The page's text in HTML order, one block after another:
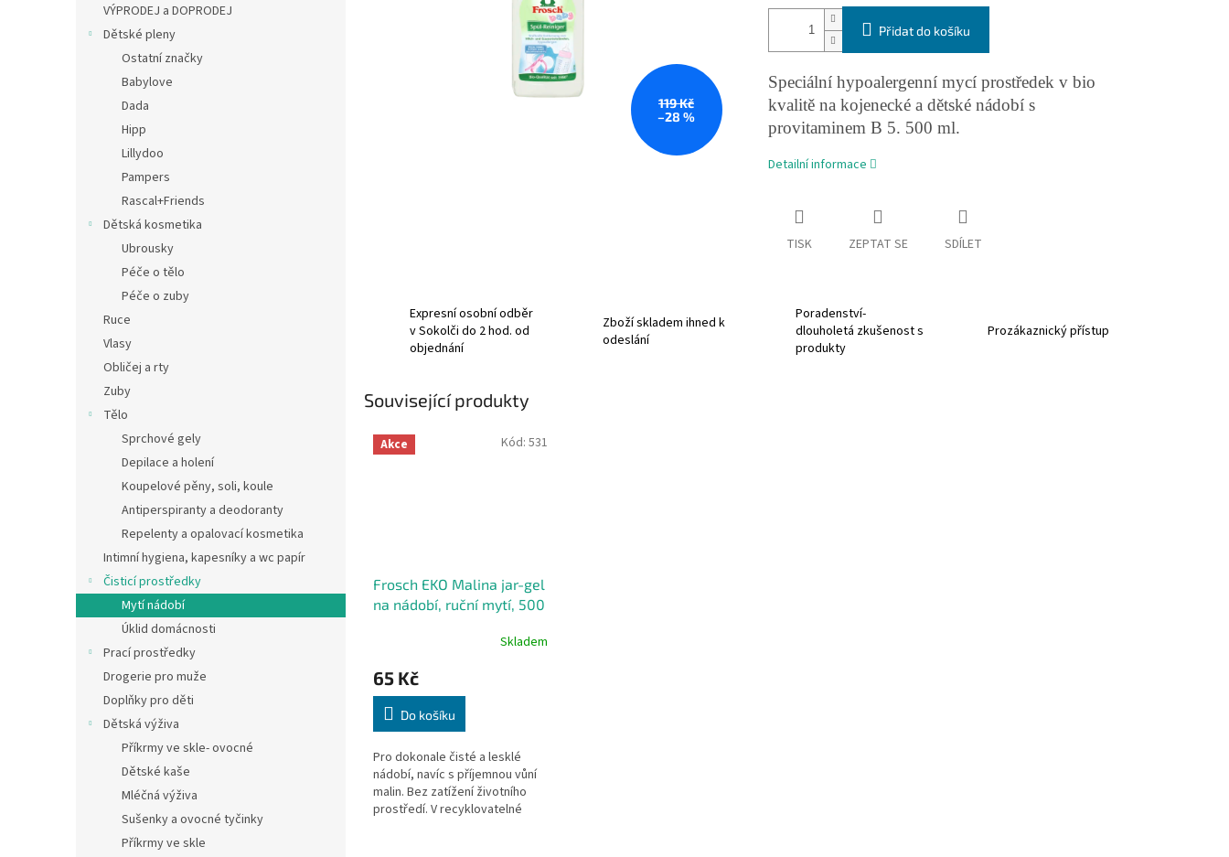
VÝPRODEJ a DOPRODEJ
Dětské pleny
Ostatní značky
Babylove
Dada
Hipp
Lillydoo
Pampers
Rascal+Friends
Dětská kosmetika
Ubrousky
Péče o tělo
Péče o zuby
Ruce
Vlasy
Obličej a rty
Zuby
Tělo
Sprchové gely
Depilace a holení
Koupelové pěny, soli, koule
Antiperspiranty a deodoranty
Repelenty a opalovací kosmetika
Intimní hygiena, kapesníky a wc papír
Čisticí prostředky
Mytí nádobí
Úklid domácnosti
Prací prostředky
Drogerie pro muže
Doplňky pro děti
Dětská výživa
Příkrmy ve skle- ovocné
Dětské kaše
Mléčná výživa
Sušenky a ovocné tyčinky
Příkrmy ve skle
119 Kč
–28 %
Přidat do košíku
Speciální hypoalergenní mycí prostředek v bio
kvalitě na kojenecké a dětské nádobí s
provitaminem B 5. 500 ml.
Detailní informace
TISK ZEPTAT SE SDÍLET
Expresní osobní odběr
v Sokolči do 2 hod. od
objednání
Zboží skladem ihned k
odeslání
Poradenství-
dlouholetá zkušenost s
produkty
Prozákaznický přístup
Související produkty
Akce
Frosch EKO Malina jar-gel
na nádobí, ruční mytí, 500
Skladem
65 Kč
Do košíku
Pro dokonale čisté a lesklé
nádobí, navíc s příjemnou vůní
malin. Bez zatížení životního
prostředí. V recyklovatelné
Kód: 531